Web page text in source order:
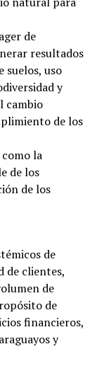
de
resultados
suelos, uso
y
cambio
de los
la
de los
de los
de
de clientes,
de
de
financieros,
y